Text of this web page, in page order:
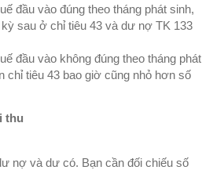
đầu vào đúng theo tháng phát sinh,
sau ở chỉ tiêu 43 và dư nợ TK 133
đầu vào không đúng theo tháng phát
chỉ tiêu 43 bao giờ cũng nhỏ hơn số
thu
nợ và dư có. Bạn cần đối chiếu số